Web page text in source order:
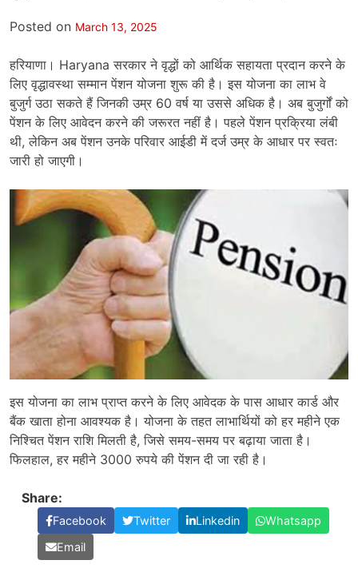
Posted on March 13, 2025
हरियाणा। Haryana सरकार ने वृद्धों को आर्थिक सहायता प्रदान करने के
लिए वृद्धावस्था सम्मान पेंशन योजना शुरू की है। इस योजना का लाभ वे
बुजुर्ग उठा सकते हैं जिनकी उम्र 60 वर्ष या उससे अधिक है। अब बुजुर्गों को
पेंशन के लिए आवेदन करने की जरूरत नहीं है। पहले पेंशन प्रक्रिया लंबी
थी, लेकिन अब पेंशन उनके परिवार आईडी में दर्ज उम्र के आधार पर स्वतः
जारी हो जाएगी।
इस योजना का लाभ प्राप्त करने के लिए आवेदक के पास आधार कार्ड और
बैंक खाता होना आवश्यक है। योजना के तहत लाभार्थियों को हर महीने एक
निश्चित पेंशन राशि मिलती है, जिसे समय-समय पर बढ़ाया जाता है।
फिलहाल, हर महीने 3000 रुपये की पेंशन दी जा रही है।
Share:
Facebook Twitter Linkedin
Whatsapp
Email